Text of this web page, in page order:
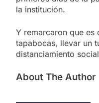
la institución.
Y remarcaron que
tapabocas, llevar un
distanciamiento
About The Author